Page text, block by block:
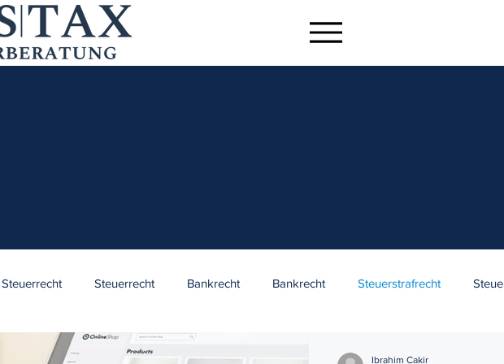
Steuerrecht Steuerrecht Bankrecht Bankrecht Steuerstrafrecht
Aufenthaltsrecht
Ibrahim Cakir